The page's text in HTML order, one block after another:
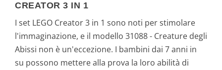
CREATOR 3 IN 1
I set LEGO Creator 3 in 1 sono noti per stimolare
l'immaginazione, e il modello 31088 - Creature degli
Abissi non è un'eccezione. I bambini dai 7 anni in
su possono mettere alla prova la loro abilità di